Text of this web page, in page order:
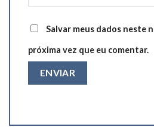
Salvar meus dados neste
próxima vez que eu comentar.